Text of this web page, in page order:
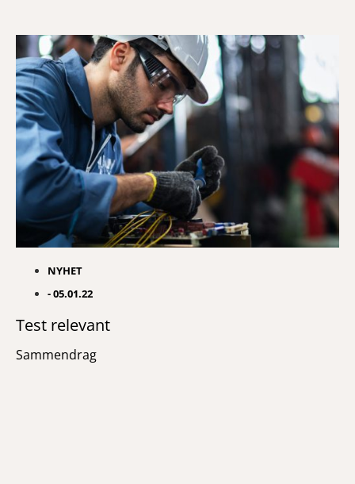
NYHET
-05.01.22
Test relevant
Sammendrag